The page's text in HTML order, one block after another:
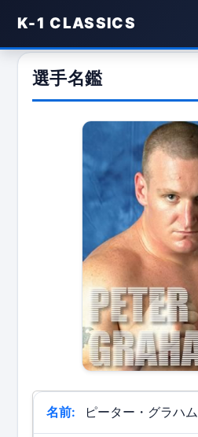
K-1 CLASSICS
選手名鑑
名前: ピーター・グラハム